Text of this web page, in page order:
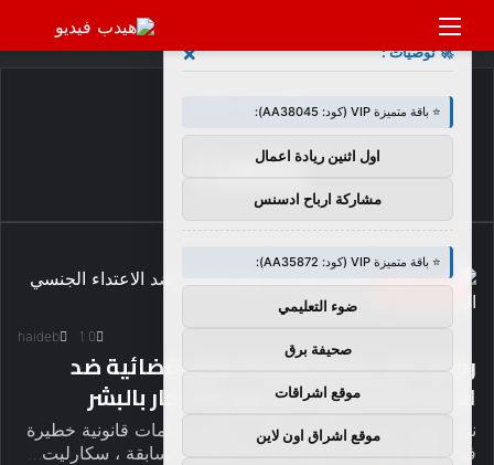
القائمة
عن
الرئيسية
رفعت
أخبار وتعليقات
haideb 0
رفعت نيل جيمان وزوجة دعوى قضائية ضد
الاعتداء الجنسي المزعوم والاتجار بالبشر
نيل جيمان وزوجته ، أماندا بالمر ، تواجه اتهامات قانونية خطيرة
في دعوى قضائية رفعتها جليسة الأطفال السابقة ، سكارليت…
🚀 توصيات : ×
⭐ باقة متميزة VIP (كود: AA38045):
اول اثنين ريادة اعمال
مشاركة ارباح ادسنس
⭐ باقة متميزة VIP (كود: AA35872):
ضوء التعليمي
صحيفة برق
موقع اشراقات
موقع اشراق اون لاين